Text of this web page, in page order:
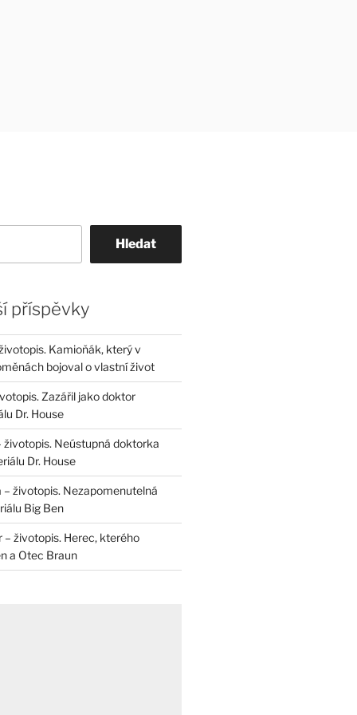
Hledat
příspěvky
Kamioňák, který v
bojoval o vlastní život
Zazářil jako doktor
Dr. House
životopis. Neústupná doktorka
Dr. House
– životopis. Nezapomenutelná
Big Ben
– životopis. Herec, kterého
a Otec Braun